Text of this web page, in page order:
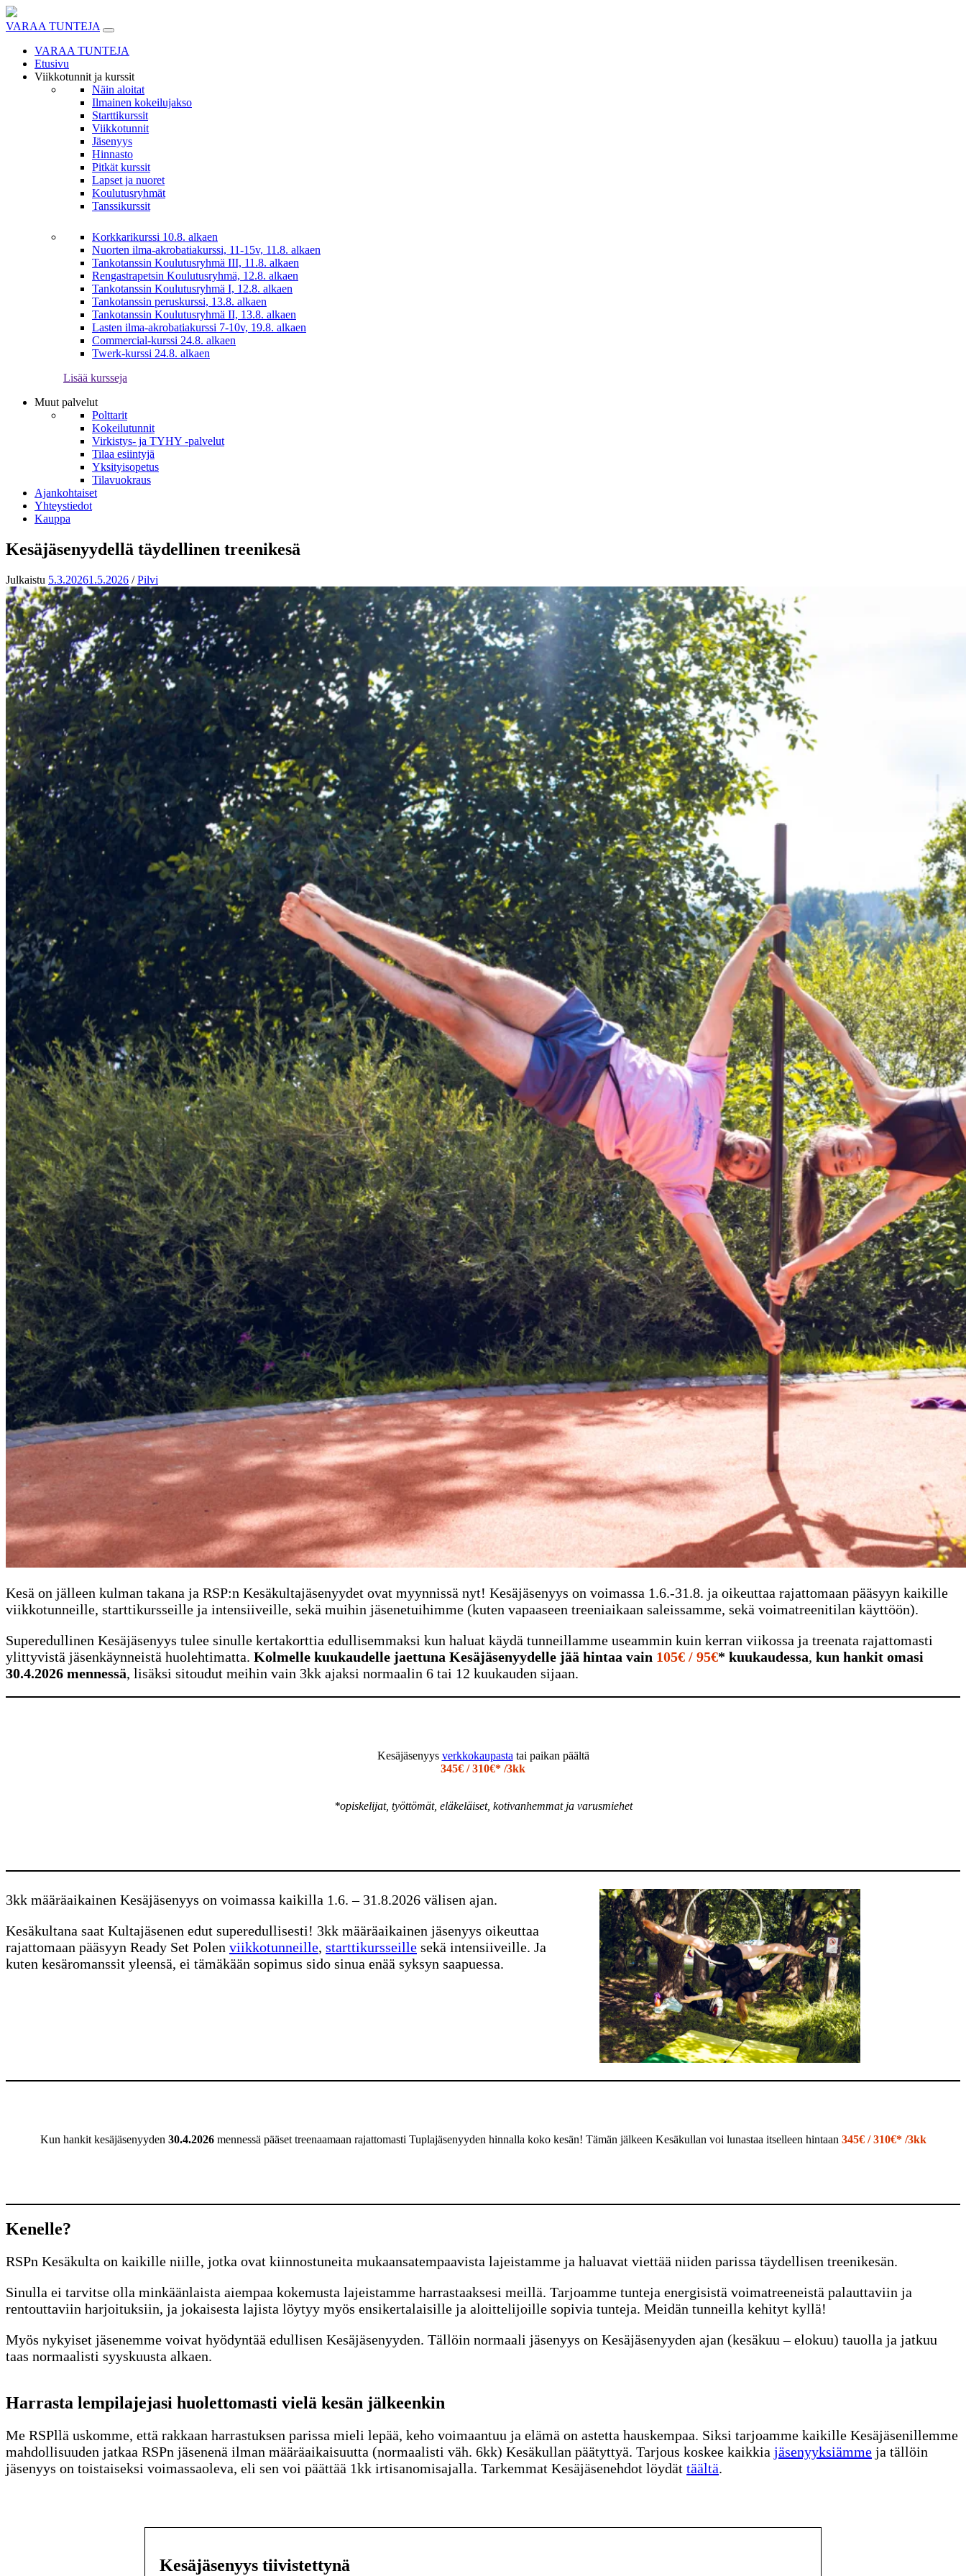
Skip
to
VARAA TUNTEJA
VARAA TUNTEJA
Etusivu
Viikkotunnit ja kurssit
Näin aloitat
Ilmainen kokeilujakso
Starttikurssit
Viikkotunnit
Jäsenyys
Hinnasto
Pitkät kurssit
Lapset ja nuoret
Koulutusryhmät
Tanssikurssit
Korkkarikurssi 10.8. alkaen
Nuorten ilma-akrobatiakurssi, 11-15v, 11.8. alkaen
Tankotanssin Koulutusryhmä III, 11.8. alkaen
Rengastrapetsin Koulutusryhmä, 12.8. alkaen
Tankotanssin Koulutusryhmä I, 12.8. alkaen
Tankotanssin peruskurssi, 13.8. alkaen
Tankotanssin Koulutusryhmä II, 13.8. alkaen
Lasten ilma-akrobatiakurssi 7-10v, 19.8. alkaen
Commercial-kurssi 24.8. alkaen
Twerk-kurssi 24.8. alkaen
Lisää kursseja
Muut palvelut
Polttarit
Kokeilutunnit
Virkistys- ja TYHY -palvelut
Tilaa esiintyjä
Yksityisopetus
Tilavuokraus
Ajankohtaiset
Yhteystiedot
Kauppa
Kesäjäsenyydellä täydellinen treenikesä
Julkaistu 5.3.20261.5.2026 /Pilvi
Kesä on jälleen kulman takana ja RSP:n Kesäkultajäsenyydet ovat myynnissä nyt! Kesäjäsenyys on voimassa 1.6.-31.8. ja oikeuttaa rajattomaan pääsyyn kaikille
viikkotunneille, starttikursseille ja intensiiveille, sekä muihin jäsenetuihimme (kuten vapaaseen treeniaikaan saleissamme, sekä voimatreenitilan käyttöön).
Superedullinen Kesäjäsenyys tulee sinulle kertakorttia edullisemmaksi kun haluat käydä tunneillamme useammin kuin kerran viikossa ja treenata rajattomasti
ylittyvistä jäsenkäynneistä huolehtimatta. Kolmelle kuukaudelle jaettuna Kesäjäsenyydelle jää hintaa vain 105€ / 95€* kuukaudessa, kun hankit omasi
30.4.2026 mennessä, lisäksi sitoudut meihin vain 3kk ajaksi normaalin 6 tai 12 kuukauden sijaan.
Kesäjäsenyys verkkokaupasta tai paikan päältä
345€ / 310€* /3kk
*opiskelijat, työttömät, eläkeläiset, kotivanhemmat ja varusmiehet
3kk määräaikainen Kesäjäsenyys on voimassa kaikilla 1.6. – 31.8.2026 välisen ajan.
Kesäkultana saat Kultajäsenen edut superedullisesti! 3kk määräaikainen jäsenyys oikeuttaa
rajattomaan pääsyyn Ready Set Polen viikkotunneille, starttikursseille sekä intensiiveille. Ja
kuten kesäromanssit yleensä, ei tämäkään sopimus sido sinua enää syksyn saapuessa.
Kun hankit kesäjäsenyyden 30.4.2026mennessä pääset treenaamaan rajattomasti Tuplajäsenyyden hinnalla koko kesän! Tämän jälkeen Kesäkullan voi lunastaa itselleen hintaan 345€ / 310€* /3kk
Kenelle?
RSPn Kesäkulta on kaikille niille, jotka ovat kiinnostuneita mukaansatempaavista lajeistamme ja haluavat viettää niiden parissa täydellisen treenikesän.
Sinulla ei tarvitse olla minkäänlaista aiempaa kokemusta lajeistamme harrastaaksesi meillä. Tarjoamme tunteja energisistä voimatreeneistä palauttaviin ja
rentouttaviin harjoituksiin, ja jokaisesta lajista löytyy myös ensikertalaisille ja aloittelijoille sopivia tunteja. Meidän tunneilla kehityt kyllä!
Myös nykyiset jäsenemme voivat hyödyntää edullisen Kesäjäsenyyden. Tällöin normaali jäsenyys on Kesäjäsenyyden ajan (kesäkuu – elokuu) tauolla ja jatkuu
taas normaalisti syyskuusta alkaen.
Harrasta lempilajejasi huolettomasti vielä kesän jälkeenkin
Me RSPllä uskomme, että rakkaan harrastuksen parissa mieli lepää, keho voimaantuu ja elämä on astetta hauskempaa. Siksi tarjoamme kaikille Kesäjäsenillemme
mahdollisuuden jatkaa RSPn jäsenenä ilman määräaikaisuutta (normaalisti väh. 6kk) Kesäkullan päätyttyä. Tarjous koskee kaikkia jäsenyyksiämme ja tällöin
jäsenyys on toistaiseksi voimassaoleva, eli sen voi päättää 1kk irtisanomisajalla. Tarkemmat Kesäjäsenehdot löydät täältä.
Kesäjäsenyys tiivistettynä